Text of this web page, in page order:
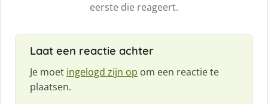
eerste die reageert.
Laat een reactie achter
Je moet ingelogd zijn op om een reactie te
plaatsen.